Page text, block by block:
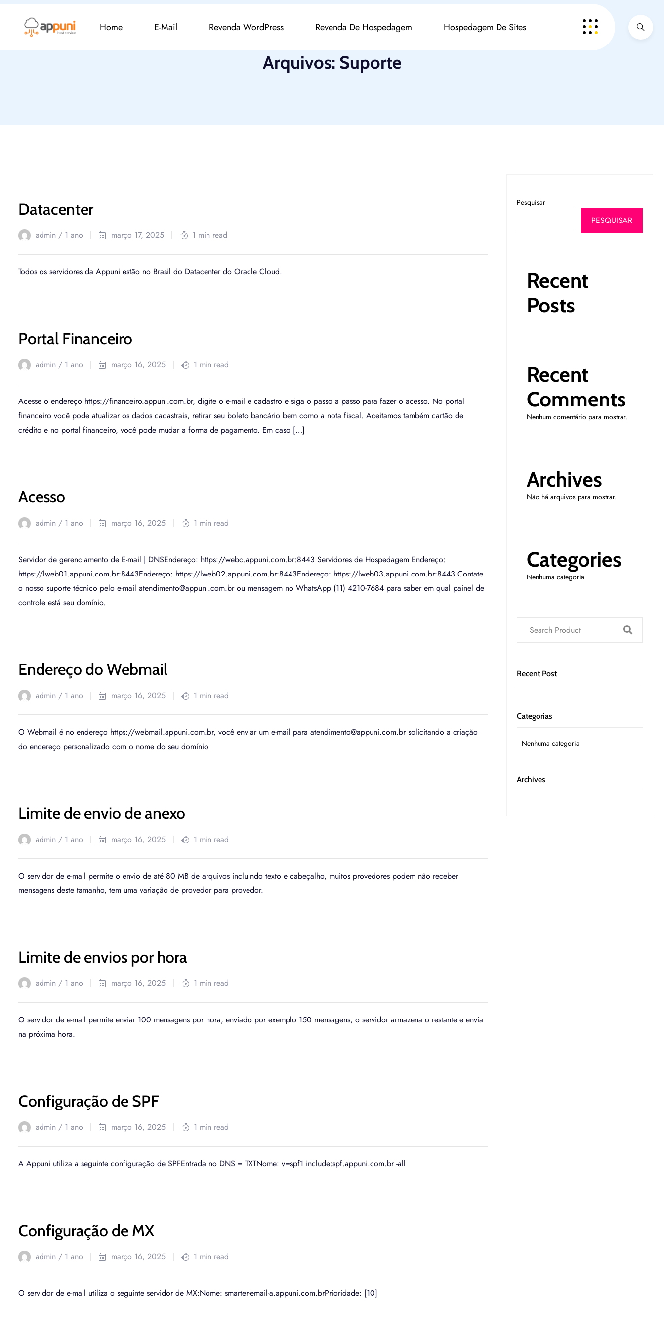
Home E-Mail Revenda WordPress Revenda De Hospedagem Hospedagem De Sites
Arquivos: Suporte
Datacenter
admin / 1 ano março 17, 2025 1 min read
Todos os servidores da Appuni estão no Brasil do Datacenter do Oracle Cloud.
Portal Financeiro
admin / 1 ano março 16, 2025 1 min read
Acesse o endereço https://financeiro.appuni.com.br, digite o e-mail e cadastro e siga o passo a passo para fazer o acesso. No portal
financeiro você pode atualizar os dados cadastrais, retirar seu boleto bancário bem como a nota fiscal. Aceitamos também cartão de
crédito e no portal financeiro, você pode mudar a forma de pagamento. Em caso […]
Acesso
admin / 1 ano março 16, 2025 1 min read
Servidor de gerenciamento de E-mail | DNSEndereço: https://webc.appuni.com.br:8443 Servidores de Hospedagem Endereço:
https://lweb01.appuni.com.br:8443Endereço: https://lweb02.appuni.com.br:8443Endereço: https://lweb03.appuni.com.br:8443 Contate
o nosso suporte técnico pelo e-mail atendimento@appuni.com.br ou mensagem no WhatsApp (11) 4210-7684 para saber em qual painel de
controle está seu domínio.
Endereço do Webmail
admin / 1 ano março 16, 2025 1 min read
O Webmail é no endereço https://webmail.appuni.com.br, você enviar um e-mail para atendimento@appuni.com.br solicitando a criação
do endereço personalizado com o nome do seu domínio
Limite de envio de anexo
admin / 1 ano março 16, 2025 1 min read
O servidor de e-mail permite o envio de até 80 MB de arquivos incluindo texto e cabeçalho, muitos provedores podem não receber
mensagens deste tamanho, tem uma variação de provedor para provedor.
Limite de envios por hora
admin / 1 ano março 16, 2025 1 min read
O servidor de e-mail permite enviar 100 mensagens por hora, enviado por exemplo 150 mensagens, o servidor armazena o restante e envia
na próxima hora.
Configuração de SPF
admin / 1 ano março 16, 2025 1 min read
A Appuni utiliza a seguinte configuração de SPFEntrada no DNS = TXTNome: v=spf1 include:spf.appuni.com.br -all
Configuração de MX
admin / 1 ano março 16, 2025 1 min read
O servidor de e-mail utiliza o seguinte servidor de MX:Nome: smarter-email-a.appuni.com.brPrioridade: [10]
Pesquisar
PESQUISAR
Recent
Posts
Recent
Comments
Nenhum comentário para mostrar.
Archives
Não há arquivos para mostrar.
Categories
Nenhuma categoria
Recent Post
Categorias
Nenhuma categoria
Archives